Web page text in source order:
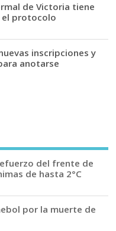
de Victoria tiene
el protocolo
inscripciones y
anotarse
del frente de
de hasta 2°C
por la muerte de